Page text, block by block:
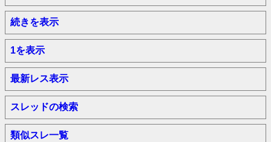
続きを表示
1を表示
最新レス表示
スレッドの検索
類似スレ一覧